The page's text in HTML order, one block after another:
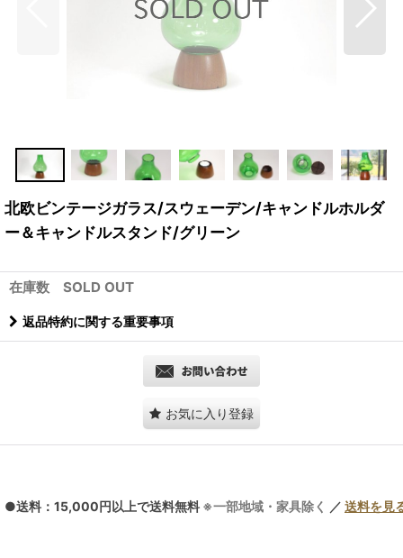
北欧ビンテージガラス/スウェーデン/キャンドルホルダ
ー＆キャンドルスタンド/グリーン
在庫数 SOLD OUT
返品特約に関する重要事項
お気に入り登録
●送料：15,000円以上で送料無料 ※一部地域・家具除く ／ 送料を見